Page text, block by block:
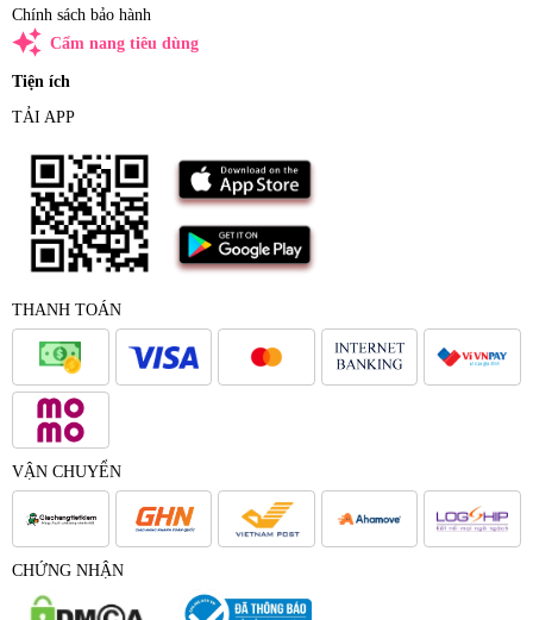
Chính sách bảo hành
auto_awesome Cẩm nang tiêu dùng
Tiện ích
TẢI APP
THANH TOÁN
VẬN CHUYỂN
CHỨNG NHẬN